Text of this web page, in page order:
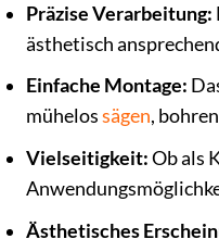
Präzise Verarbeitung:
ästhetisch
Einfache Montage:
mühelossägen,
Vielseitigkeit:Ob als
Ästhetisches